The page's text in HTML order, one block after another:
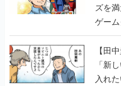
ズを
ゲー
【若
【田
「新
入れ